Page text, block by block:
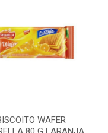
WAFER